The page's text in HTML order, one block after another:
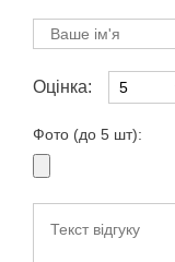
Оцінка:
Фото (до 5 шт):